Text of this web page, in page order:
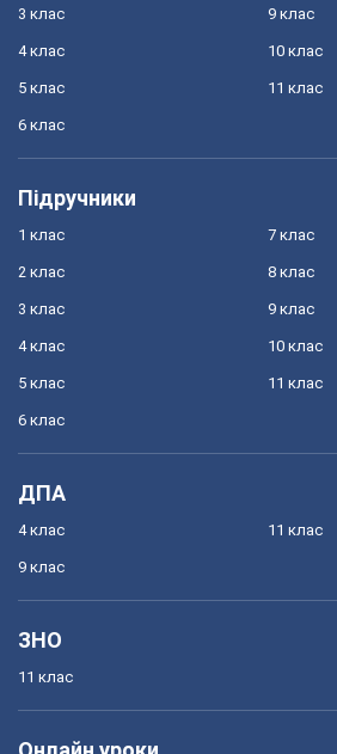
3 клас
4 клас
5 клас
6 клас
9 клас
10 клас
11 клас
Підручники
1 клас
2 клас
3 клас
4 клас
5 клас
6 клас
7 клас
8 клас
9 клас
10 клас
11 клас
ДПА
4 клас
9 клас
11 клас
ЗНО
11 клас